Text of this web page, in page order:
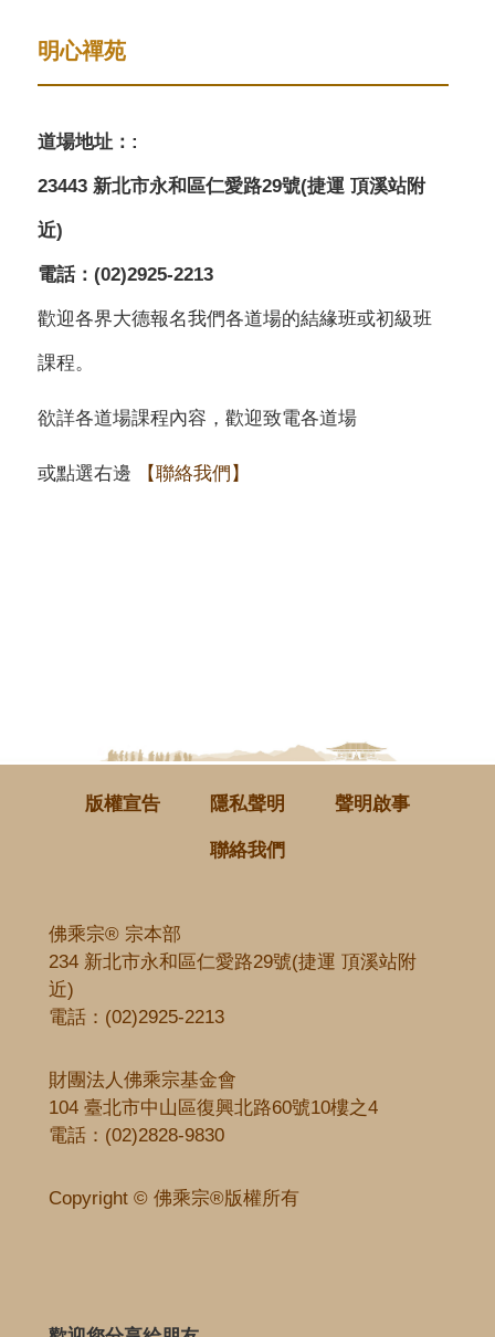
明心禪苑
道場地址：:
23443 新北市永和區仁愛路29號(捷運 頂溪站附
近)
電話：(02)2925-2213
歡迎各界大德報名我們各道場的結緣班或初級班
課程。
欲詳各道場課程內容，歡迎致電各道場
或點選右邊 【聯絡我們】
版權宣告 隱私聲明 聲明啟事
聯絡我們
佛乘宗® 宗本部
234 新北市永和區仁愛路29號(捷運 頂溪站附
近)
電話： (02)2925-2213
財團法人佛乘宗基金會
104 臺北市中山區復興北路60號10樓之4
電話： (02)2828-9830
Copyright © 佛乘宗®版權所有